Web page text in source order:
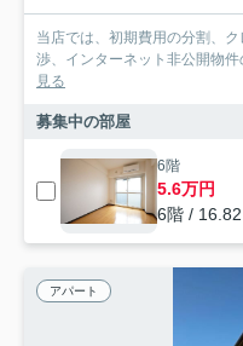
当店では、初期費用の分割、
渉、インターネット非公開物
見る
募集中の部屋
6階
5.6万円
6階 /
アパート